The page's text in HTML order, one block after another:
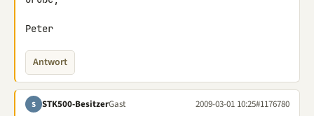
Peter
Antwort
S STK500-BesitzerGast 2009-03-01 10:25#1176780